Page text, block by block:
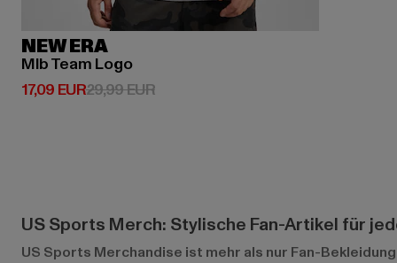
NEW ERA
Mlb Team Logo
17,09 EUR
Derzeitiger Preis: 17,09 EUR
29,99 EURAktionspreis: 29,99 EUR
US Sports Merch: Stylische Fan-Artikel für
US Sports Merchandise ist mehr als nur Fan-